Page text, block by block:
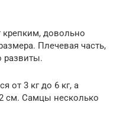
довольно
Плечевая часть,
развиты.
от 3 кг до 6 кг, а
см. Самцы несколько